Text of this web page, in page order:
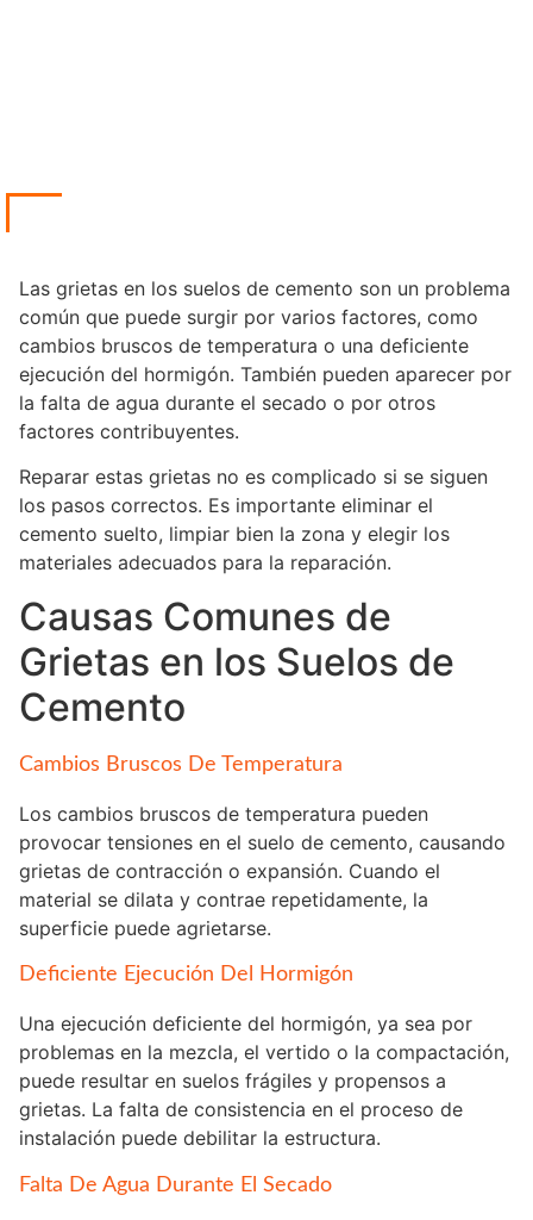
Las grietas en los suelos de cemento son un problema
común que puede surgir por varios factores, como
cambios bruscos de temperatura o una deficiente
ejecución del hormigón. También pueden aparecer por
la falta de agua durante el secado o por otros
factores contribuyentes.
Reparar estas grietas no es complicado si se siguen
los pasos correctos. Es importante eliminar el
cemento suelto, limpiar bien la zona y elegir los
materiales adecuados para la reparación.
Causas Comunes de
Grietas en los Suelos de
Cemento
Cambios Bruscos De Temperatura
Los cambios bruscos de temperatura pueden
provocar tensiones en el suelo de cemento, causando
grietas de contracción o expansión. Cuando el
material se dilata y contrae repetidamente, la
superficie puede agrietarse.
Deficiente Ejecución Del Hormigón
Una ejecución deficiente del hormigón, ya sea por
problemas en la mezcla, el vertido o la compactación,
puede resultar en suelos frágiles y propensos a
grietas. La falta de consistencia en el proceso de
instalación puede debilitar la estructura.
Falta De Agua Durante El Secado